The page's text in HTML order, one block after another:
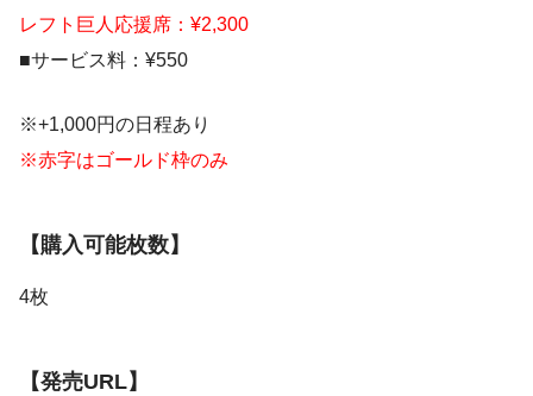
レフト巨人応援席：¥2,300
■サービス料：¥550
※+1,000円の日程あり
※赤字はゴールド枠のみ
【購入可能枚数】
4枚
【発売URL】